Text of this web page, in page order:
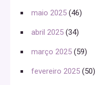
maio 2025 (46)
abril 2025 (34)
março 2025 (59)
fevereiro 2025 (50)